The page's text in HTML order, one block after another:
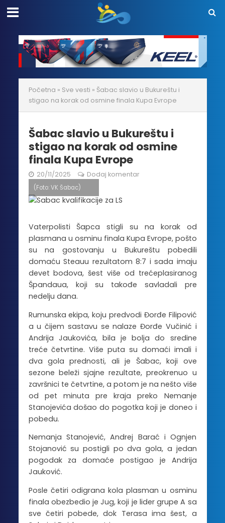
Početna » Sve vesti » Šabac slavio u Bukureštu i
stigao na korak od osmine finala Kupa Evrope
Šabac slavio u Bukureštu i
stigao na korak od osmine
finala Kupa Evrope
20/11/2025 Dodaj komentar
(Foto: VK Šabac)
Vaterpolisti Šapca stigli su na korak od
plasmana u osminu finala Kupa Evrope, pošto
su na gostovanju u Bukureštu pobedili
domaću Steauu rezultatom 8:7 i sada imaju
devet bodova, šest više od trećeplasiranog
Špandaua, koji su takođe savladali pre
nedelju dana.
Rumunska ekipa, koju predvodi Đorđe Filipović
a u čijem sastavu se nalaze Đorđe Vučinić i
Andrija Jaukovića, bila je bolja do sredine
treće četvrtine. Više puta su domaći imali i
dva gola prednosti, ali je Šabac, koji ove
sezone beleži sjajne rezultate, preokrenuo u
završnici te četvrtine, a potom je na nešto više
od pet minuta pre kraja preko Nemanje
Stanojevića došao do pogotka koji je doneo i
pobedu.
Nemanja Stanojević, Andrej Barać i Ognjen
Stojanović su postigli po dva gola, a jedan
pogodak za domaće postigao je Andrija
Jauković.
Posle četiri odigrana kola plasman u osminu
finala obezbedio je Jug, koji je lider grupe A sa
sve četiri pobede, dok Terasa ima šest, a